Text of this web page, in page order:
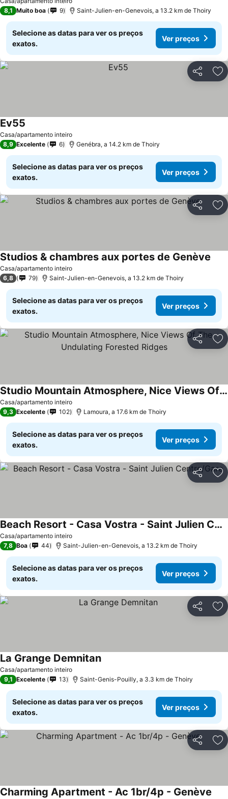
8,1 Muito boa 9 Saint-Julien-en-Genevois, a 13.2 km de Thoiry
Selecione as datas para ver os preços
exatos.
Ver preços
Partilhar
Casa/apartamento inteiro
Ev55
8,9 Excelente 6 Genébra, a 14.2 km de Thoiry
Selecione as datas para ver os preços
exatos.
Ver preços
Partilhar
Casa/apartamento inteiro
Studios & chambres aux portes de Genève
6,8 79 Saint-Julien-en-Genevois, a 13.2 km de Thoiry
Selecione as datas para ver os preços
exatos.
Ver preços
Partilhar
Casa/apartamento inteiro
Studio Mountain Atmosphere, Nice Views Of The Undulating Forested Ridges
9,3 Excelente 102 Lamoura, a 17.6 km de Thoiry
Selecione as datas para ver os preços
exatos.
Ver preços
Partilhar
Casa/apartamento inteiro
Beach Resort - Casa Vostra - Saint Julien Centre/Gare
7,8 Boa 44 Saint-Julien-en-Genevois, a 13.2 km de Thoiry
Selecione as datas para ver os preços
exatos.
Ver preços
Partilhar
Casa/apartamento inteiro
La Grange Demnitan
9,1 Excelente 13 Saint-Genis-Pouilly, a 3.3 km de Thoiry
Selecione as datas para ver os preços
exatos.
Ver preços
Partilhar
Charming Apartment - Ac 1br/4p - Genève